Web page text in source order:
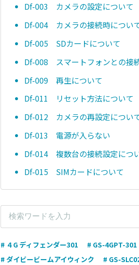
Df-003 カメラの設定について
Df-004 カメラの接続時につい
Df-005 SDカードについて
Df-008 スマートフォンとの接
Df-009 再生について
Df-011 リセット方法について
Df-012 カメラの再設定につい
Df-013 電源が入らない
Df-014 複数台の接続設定につ
Df-015 SIMカードについて
# ４G ディフェンダー301 # GS-4GPT-301
# ダイビービームアイウィンク
# GS-